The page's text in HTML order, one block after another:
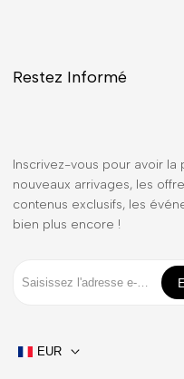
Restez Informé
Inscrivez-vous pour avoir la
nouveaux arrivages, les
contenus exclusifs, les
bien plus encore !
EUR